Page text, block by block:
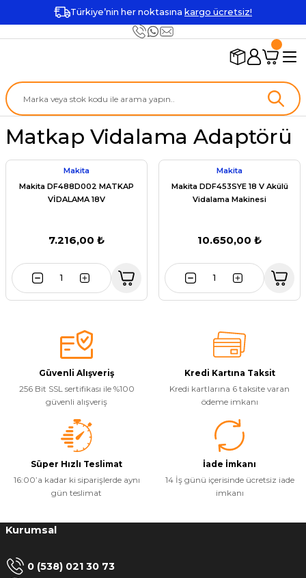
Türkiye’nin her noktasına kargo ücretsiz!
Matkap Vidalama Adaptörü
Makita
Makita DF488D002 MATKAP
VİDALAMA 18V
7.216,00 ₺
Makita
Makita DDF453SYE 18 V Akülü
Vidalama Makinesi
10.650,00 ₺
Güvenli Alışveriş
256 Bit SSL sertifikası ile %100
güvenli alışveriş
Kredi Kartına Taksit
Kredi kartlarına 6 taksite varan
ödeme imkanı
Süper Hızlı Teslimat
16:00’a kadar ki siparişlerde aynı
gün teslimat
İade İmkanı
14 İş günü içerisinde ücretsiz iade
imkanı
Kurumsal
0 (538) 021 30 73